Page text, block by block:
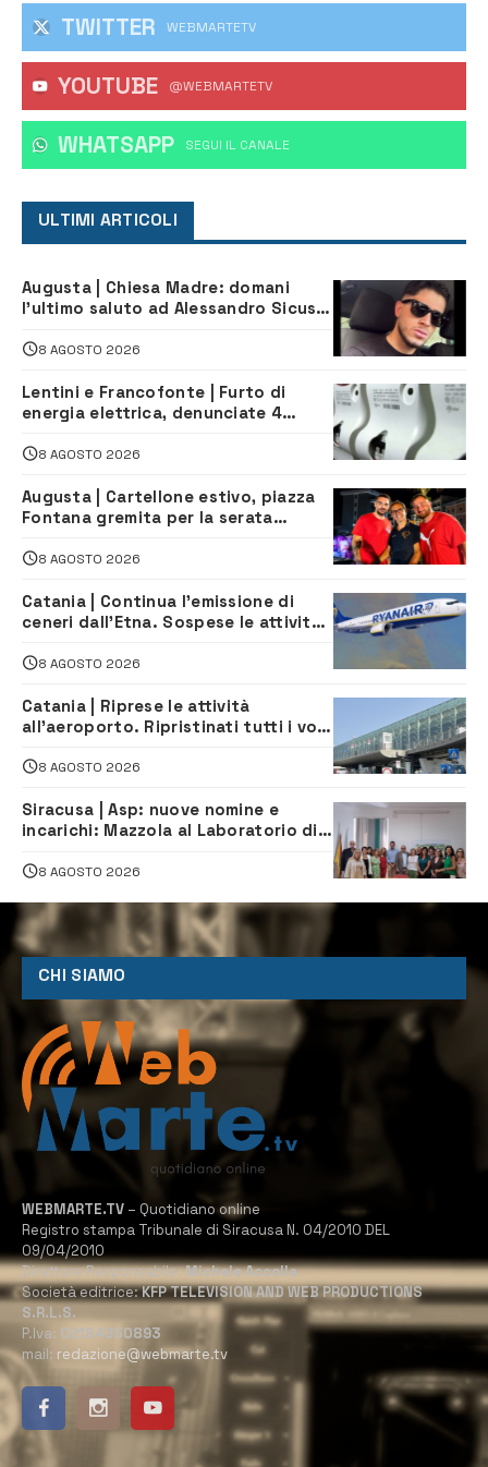
TWITTER WEBMARTETV
YOUTUBE @WEBMARTETV
WHATSAPP ‎SEGUI IL CANALE
ULTIMI ARTICOLI
Augusta | Chiesa Madre: domani
l’ultimo saluto ad Alessandro Sicuso,
8 AGOSTO 2026
Lentini e Francofonte | Furto di
energia elettrica, denunciate 4
8 AGOSTO 2026
Augusta | Cartellone estivo, piazza
Fontana gremita per la serata
8 AGOSTO 2026
Catania | Continua l’emissione di
ceneri dall’Etna. Sospese le attività
8 AGOSTO 2026
Catania | Riprese le attività
all’aeroporto. Ripristinati tutti i voli
8 AGOSTO 2026
Siracusa | Asp: nuove nomine e
incarichi: Mazzola al Laboratorio di
Servizio Legale
8 AGOSTO 2026
CHI SIAMO
WEBMARTE.TV – Quotidiano online
Registro stampa Tribunale di Siracusa N. 04/2010 DEL
09/04/2010
Direttore Responsabile:Michele Accolla
Società editrice:KFP TELEVISION AND WEB PRODUCTIONS
S.R.L.S.
P.Iva: 02184950893
mail: redazione@webmarte.tv